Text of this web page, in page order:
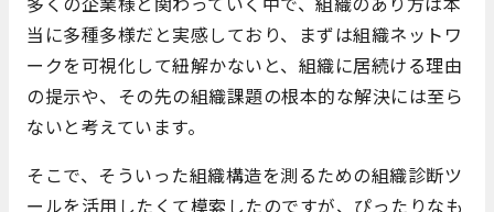
当に多種多様だと実感しており、まずは組織ネットワ
ークを可視化して紐解かないと、組織に居続ける理由
の提示や、その先の組織課題の根本的な解決には至ら
ないと考えています。
そこで、そういった組織構造を測るための組織診断ツ
ールを活用したくて模索したのですが、ぴったりなも